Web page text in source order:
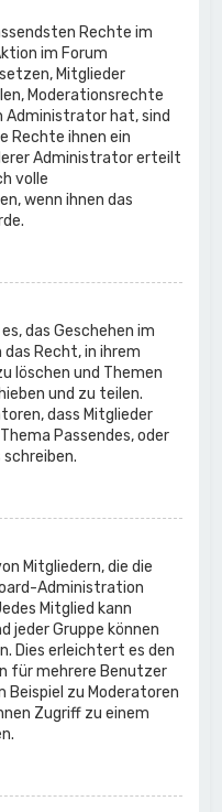
Rechte im
im Forum
Mitglieder
Moderationsrechte
Administrator hat, sind
Rechte ihnen ein
Administrator erteilt
volle
wenn ihnen das
das Geschehen im
Recht, in ihrem
löschen und Themen
und zu teilen.
dass Mitglieder
Passendes, oder
schreiben.
Mitgliedern, die die
Administration
Mitglied kann
jeder Gruppe können
Dies erleichtert es den
für mehrere Benutzer
Beispiel zu Moderatoren
Zugriff zu einem